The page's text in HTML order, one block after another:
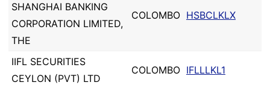
SHANGHAI BANKING
CORPORATION LIMITED,
THE
COLOMBO HSBCLKLX
IIFL SECURITIES
CEYLON (PVT) LTD
COLOMBO IFLLLKL1